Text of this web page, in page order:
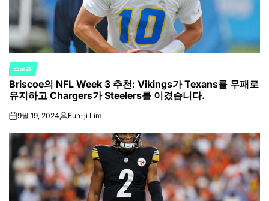
POSTED
IN
스포츠
Briscoe의 NFL Week 3 추천: Vikings가 Texans를 무패로
유지하고 Chargers가 Steelers를 이겼습니다.
on9월 19, 2024Posted
Eun-ji Lim